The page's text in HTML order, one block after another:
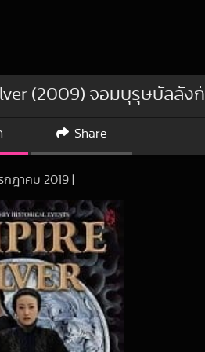
(2009) จอมบุรุษบัลลัง
Share
กฎาคม 2019